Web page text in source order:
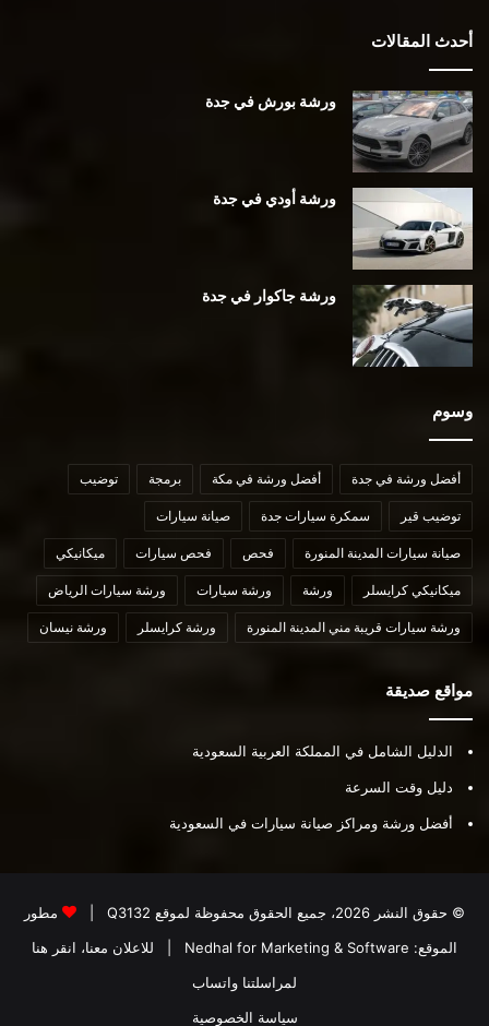
أحدث المقالات
ورشة بورش في جدة
ورشة أودي في جدة
ورشة جاكوار في جدة
وسوم
أفضل ورشة في جدة أفضل ورشة في مكة برمجة توضيب
توضيب قير سمكرة سيارات جدة صيانة سيارات
صيانة سيارات المدينة المنورة فحص فحص سيارات ميكانيكي
ميكانيكي كرايسلر ورشة ورشة سيارات ورشة سيارات الرياض
ورشة سيارات قريبة مني المدينة المنورة ورشة كرايسلر ورشة نيسان
مواقع صديقة
الدليل الشامل في المملكة العربية السعودية
دليل وقت السرعة
أفضل ورشة ومراكز صيانة سيارات في السعودية
© حقوق النشر 2026، جميع الحقوق محفوظة لموقع Q3132
مطور
الموقع: Nedhal for Marketing & Software
للاعلان معنا، انقر هنا
لمراسلتنا واتساب
سياسة الخصوصية